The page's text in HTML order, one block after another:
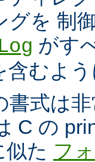
グを 制
がす
含むよ
書式は
C の
た フ